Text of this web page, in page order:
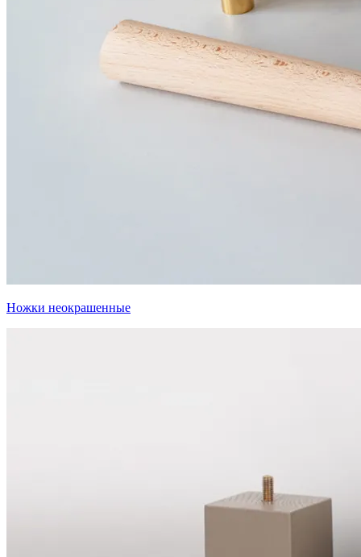
Ножки неокрашенные